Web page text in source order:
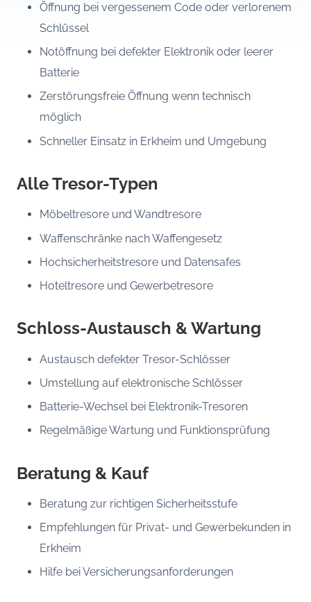
Öffnung bei vergessenem Code oder verlorenem
Schlüssel
Notöffnung bei defekter Elektronik oder leerer
Batterie
Zerstörungsfreie Öffnung wenn technisch
möglich
Schneller Einsatz in Erkheim und Umgebung
Alle Tresor-Typen
Möbeltresore und Wandtresore
Waffenschränke nach Waffengesetz
Hochsicherheitstresore und Datensafes
Hoteltresore und Gewerbetresore
Schloss-Austausch & Wartung
Austausch defekter Tresor-Schlösser
Umstellung auf elektronische Schlösser
Batterie-Wechsel bei Elektronik-Tresoren
Regelmäßige Wartung und Funktionsprüfung
Beratung & Kauf
Beratung zur richtigen Sicherheitsstufe
Empfehlungen für Privat- und Gewerbekunden in
Erkheim
Hilfe bei Versicherungsanforderungen